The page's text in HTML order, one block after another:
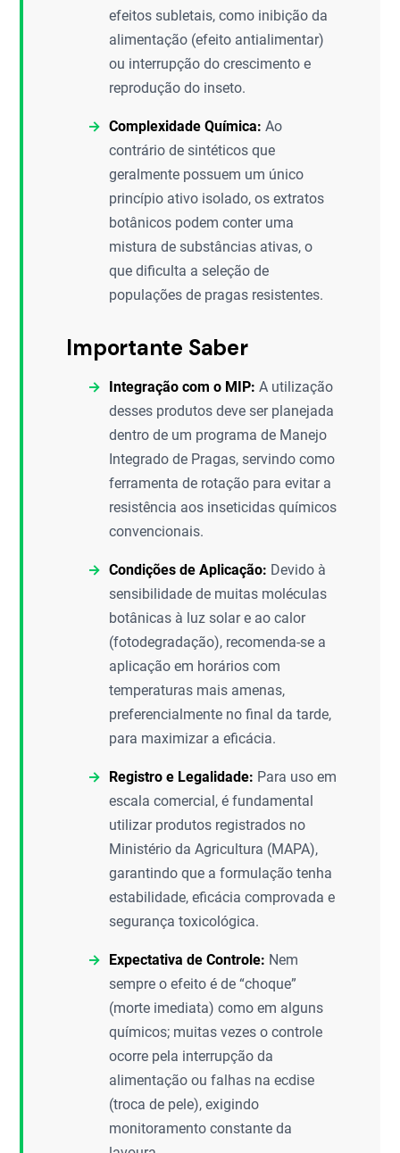
efeitos subletais, como inibição da
alimentação (efeito antialimentar)
ou interrupção do crescimento e
reprodução do inseto.
Complexidade Química: Ao
contrário de sintéticos que
geralmente possuem um único
princípio ativo isolado, os extratos
botânicos podem conter uma
mistura de substâncias ativas, o
que dificulta a seleção de
populações de pragas resistentes.
Importante Saber
Integração com o MIP: A utilização
desses produtos deve ser planejada
dentro de um programa de Manejo
Integrado de Pragas, servindo como
ferramenta de rotação para evitar a
resistência aos inseticidas químicos
convencionais.
Condições de Aplicação: Devido à
sensibilidade de muitas moléculas
botânicas à luz solar e ao calor
(fotodegradação), recomenda-se a
aplicação em horários com
temperaturas mais amenas,
preferencialmente no final da tarde,
para maximizar a eficácia.
Registro e Legalidade: Para uso em
escala comercial, é fundamental
utilizar produtos registrados no
Ministério da Agricultura (MAPA),
garantindo que a formulação tenha
estabilidade, eficácia comprovada e
segurança toxicológica.
Expectativa de Controle: Nem
sempre o efeito é de “choque”
(morte imediata) como em alguns
químicos; muitas vezes o controle
ocorre pela interrupção da
alimentação ou falhas na ecdise
(troca de pele), exigindo
monitoramento constante da